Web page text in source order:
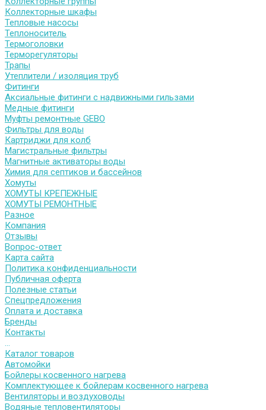
Коллекторные шкафы
Тепловые насосы
Теплоноситель
Термоголовки
Терморегуляторы
Трапы
Утеплители / изоляция труб
Фитинги
Аксиальные фитинги с надвижными гильзами
Медные фитинги
Муфты ремонтные GEBO
Фильтры для воды
Картриджи для колб
Магистральные фильтры
Магнитные активаторы воды
Химия для септиков и бассейнов
Хомуты
ХОМУТЫ КРЕПЕЖНЫЕ
ХОМУТЫ РЕМОНТНЫЕ
Разное
Компания
Отзывы
Вопрос-ответ
Карта сайта
Политика конфиденциальности
Публичная оферта
Полезные статьи
Спецпредложения
Оплата и доставка
Бренды
Контакты
...
Каталог товаров
Автомойки
Бойлеры косвенного нагрева
Комплектующее к бойлерам косвенного нагрева
Вентиляторы и воздуховоды
Водяные тепловентиляторы